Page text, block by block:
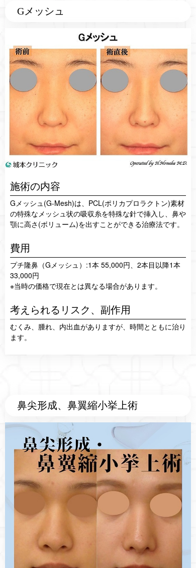
Gメッシュ
施術の内容
Gメッシュ(G-Mesh)は、PCL(ポリカプロラクトン)素材
の特殊なメッシュ状の吸収糸を特殊な針で挿入し、鼻や
顎に高さ(ボリューム)を出すことができる治療法です。
費用
プチ隆鼻（Gメッシュ）:1本 55,000円、2本目以降1本
33,000円
※当時の価格で現在とは異なる場合があります。
考えられるリスク、 副作用
むくみ、腫れ、内出血がありますが、時間とともに治り
ます。
鼻尖形成、鼻翼縮小挙上術